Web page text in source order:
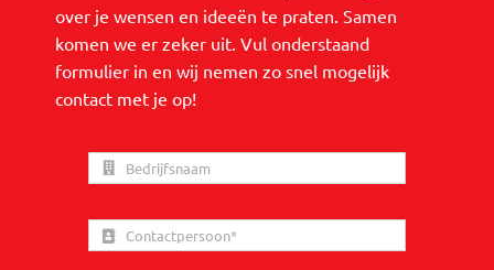
over je wensen en ideeën te praten. Samen
komen we er zeker uit. Vul onderstaand
formulier in en wij nemen zo snel mogelijk
contact met je op!